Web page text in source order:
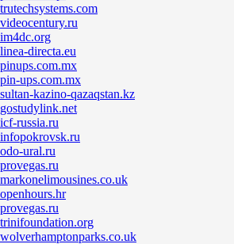
trutechsystems.com
videocentury.ru
im4dc.org
linea-directa.eu
pinups.com.mx
pin-ups.com.mx
sultan-kazino-qazaqstan.kz
gostudylink.net
icf-russia.ru
infopokrovsk.ru
odo-ural.ru
provegas.ru
markonelimousines.co.uk
openhours.hr
provegas.ru
trinifoundation.org
wolverhamptonparks.co.uk